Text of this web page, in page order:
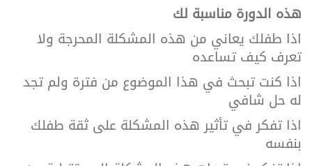
هذه الدورة مناسبة لك
اذا طفلك يعاني من هذه المشكلة المحرجة ولا
تعرف كيف تساعده
اذا كنت تبحث في هذا الموضوع من فترة ولم تجد
له حل شافي
اذا تفكر في تأثير هذه المشكلة على ثقة طفلك
بنفسه